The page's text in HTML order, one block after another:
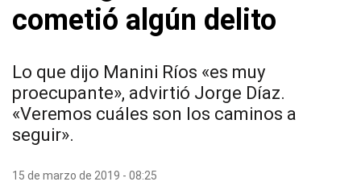
cometió algún delito
Lo que dijo Manini Ríos «es muy
proecupante», advirtió Jorge Díaz.
«Veremos cuáles son los caminos a
seguir».
15 de marzo de 2019 - 08:25